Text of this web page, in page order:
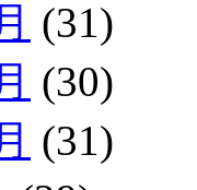
(31)
(30)
(31)